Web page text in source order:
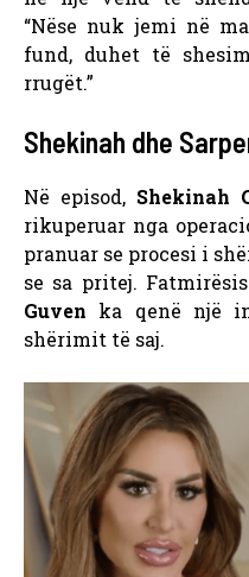
“Nëse nuk jemi në
fund, duhet të
rrugët.”
Shekinah dhe
Në episod, Shekinah
rikuperuar nga
pranuar se procesi i
se sa pritej.
Guven ka qenë një
shërimit të saj.